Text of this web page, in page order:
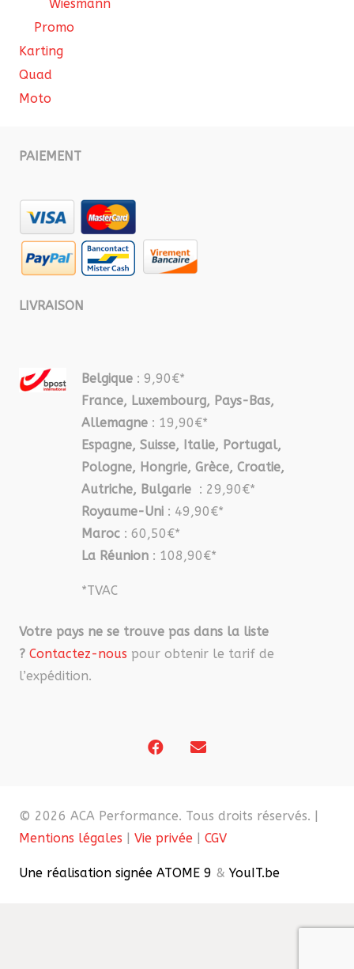
Wiesmann
Promo
Karting
Quad
Moto
PAIEMENT
LIVRAISON
Belgique : 9,90€*
France, Luxembourg, Pays-Bas,
Allemagne : 19,90€*
Espagne, Suisse, Italie, Portugal,
Pologne, Hongrie, Grèce, Croatie,
Autriche, Bulgarie : 29,90€*
Royaume-Uni : 49,90€*
Maroc : 60,50€*
La Réunion : 108,90€*
*TVAC
Votre pays ne se trouve pas dans la liste
? Contactez-nous pour obtenir le tarif de
l’expédition.
© 2026 ACA Performance. Tous droits réservés. |
Mentions légales
Vie privée CGV
Une réalisation signée ATOME 9 & YouIT.be